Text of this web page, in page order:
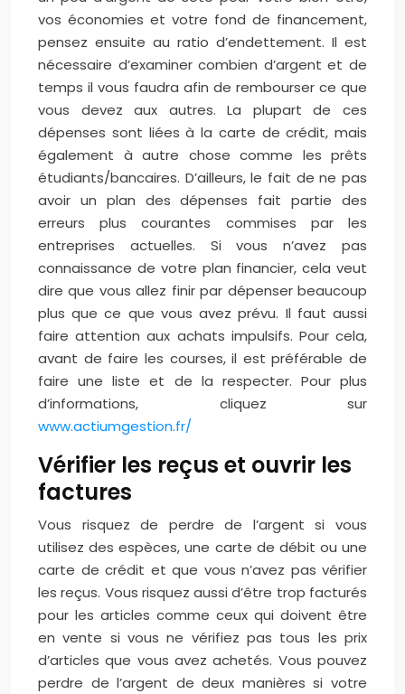
vos économies et votre fond de financement,
pensez ensuite au ratio d’endettement. Il est
nécessaire d’examiner combien d’argent et de
temps il vous faudra afin de rembourser ce que
vous devez aux autres. La plupart de ces
dépenses sont liées à la carte de crédit, mais
également à autre chose comme les prêts
étudiants/bancaires. D’ailleurs, le fait de ne pas
avoir un plan des dépenses fait partie des
erreurs plus courantes commises par les
entreprises actuelles. Si vous n’avez pas
connaissance de votre plan financier, cela veut
dire que vous allez finir par dépenser beaucoup
plus que ce que vous avez prévu. Il faut aussi
faire attention aux achats impulsifs. Pour cela,
avant de faire les courses, il est préférable de
faire une liste et de la respecter. Pour plus
d’informations, cliquez sur
www.actiumgestion.fr/
Vérifier les reçus et ouvrir les
factures
Vous risquez de perdre de l’argent si vous
utilisez des espèces, une carte de débit ou une
carte de crédit et que vous n’avez pas vérifier
les reçus. Vous risquez aussi d’être trop facturés
pour les articles comme ceux qui doivent être
en vente si vous ne vérifiez pas tous les prix
d’articles que vous avez achetés. Vous pouvez
perdre de l’argent de deux manières si votre